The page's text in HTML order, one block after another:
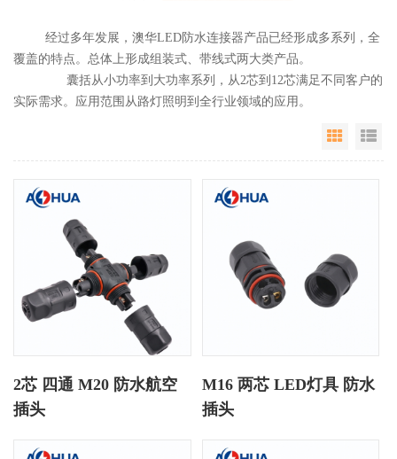
经过多年发展，澳华LED防水连接器产品已经形成多系列，全
覆盖的特点。总体上形成组装式、带线式两大类产品。
囊括从小功率到大功率系列，从2芯到12芯满足不同客户的
实际需求。应用范围从路灯照明到全行业领域的应用。
Grid
2芯 四通 M20 防水航空
插头
M16 两芯 LED灯具 防水
插头